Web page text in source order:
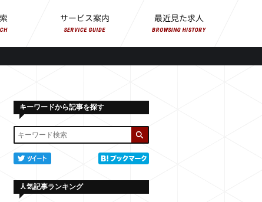
キーワードから記事を探す
人気記事ランキング